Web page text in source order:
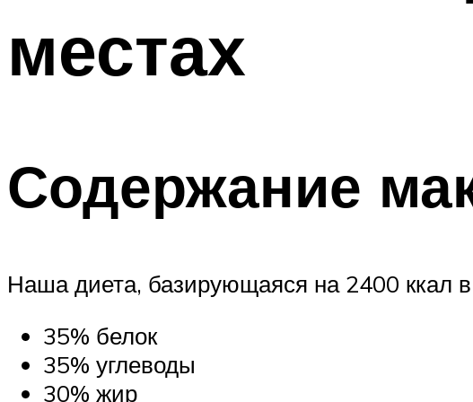
местах
Содержание
Наша диета, базирующаяся на 2400 ккал в
35% белок
35% углеводы
30% жир